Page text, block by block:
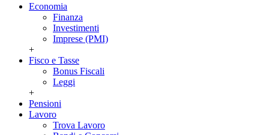
Economia
Finanza
Investimenti
Imprese (PMI)
+
Fisco e Tasse
Bonus Fiscali
Leggi
+
Pensioni
Lavoro
Trova Lavoro